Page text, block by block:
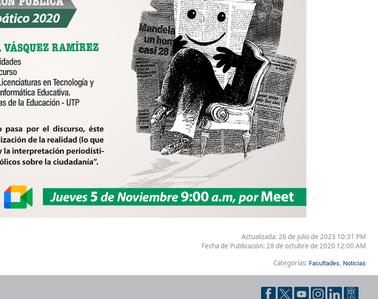
Actualizada: 26 de julio de 2023 10:31 PM
Fecha de Publicación: 28 de octubre de 2020 12:00 AM
Categorías: Facultades, Noticias